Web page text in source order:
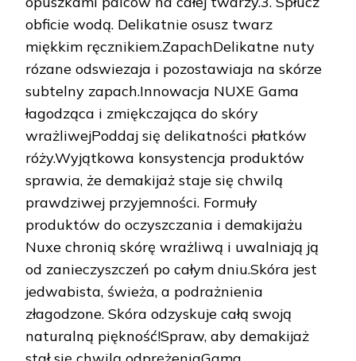
obficie wodą. Delikatnie osusz twarz
miękkim ręcznikiem.ZapachDelikatne nuty
rózane odswiezaja i pozostawiaja na skórze
subtelny zapach.Innowacja NUXE Gama
łagodząca i zmiękczająca do skóry
wrażliwejPoddaj się delikatności płatków
róży.Wyjątkowa konsystencja produktów
sprawia, że demakijaż staje się chwilą
prawdziwej przyjemności. Formuły
produktów do oczyszczania i demakijażu
Nuxe chronią skórę wrażliwą i uwalniają ją
od zanieczyszczeń po całym dniu.Skóra jest
jedwabista, świeża, a podrażnienia
złagodzone. Skóra odzyskuje całą swoją
naturalną piękność!Spraw, aby demakijaż